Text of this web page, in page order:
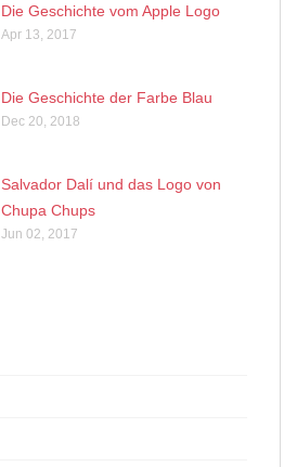
Die Geschichte vom Apple Logo
Apr 13, 2017
Die Geschichte der Farbe Blau
Dec 20, 2018
Salvador Dalí und das Logo von
Chupa Chups
Jun 02, 2017